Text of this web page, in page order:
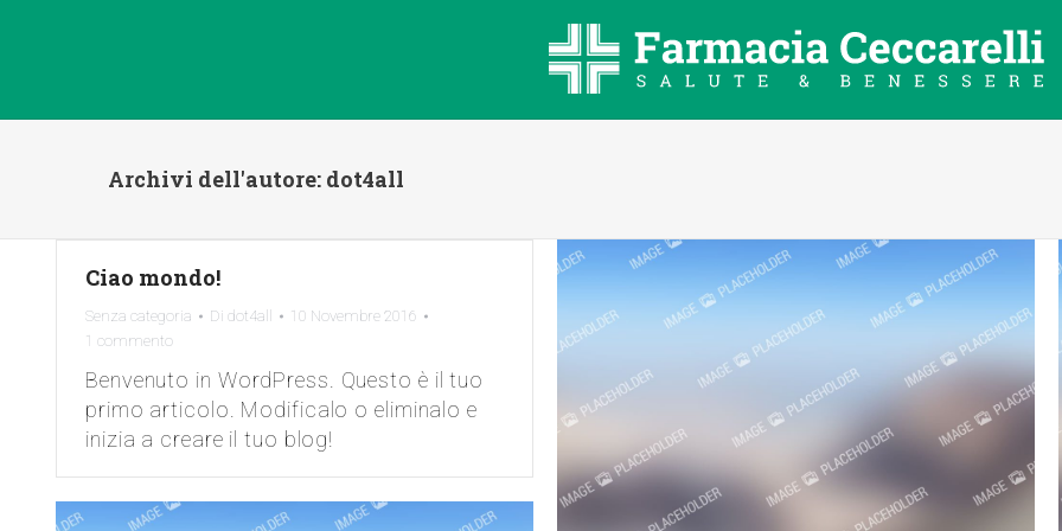
Archivi dell'autore: dot4all
Ciao mondo!
Senza categoria Di dot4all
10 Novembre 2016
1 commento
Benvenuto in WordPress. Questo è il tuo
primo articolo. Modificalo o eliminalo e
inizia a creare il tuo blog!